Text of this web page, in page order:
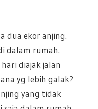
dua ekor anjing.
dalam rumah.
diajak jalan
yg lebih galak?
yang tidak